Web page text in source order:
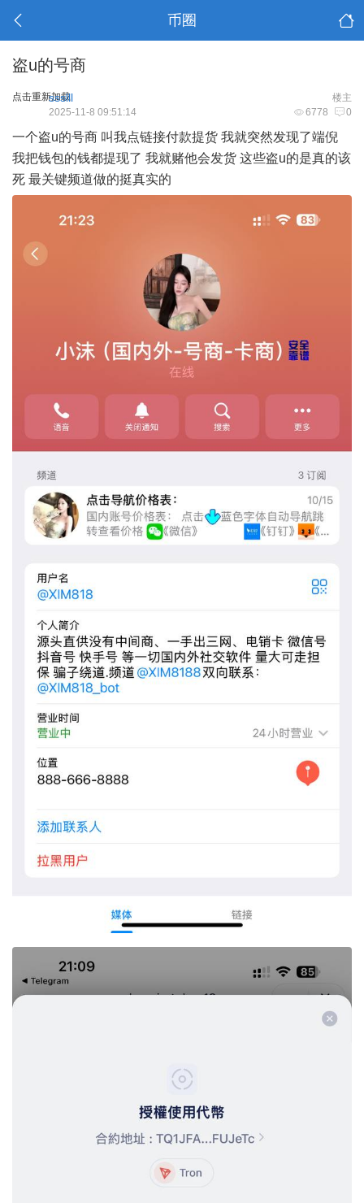
币圈
盗u的号商
点击重新加载 楼主
ssslll
6778 0
2025-11-8 09:51:14
一个盗u的号商 叫我点链接付款提货 我就突然发现了端倪
我把钱包的钱都提现了 我就赌他会发货 这些盗u的是真的该
死 最关键频道做的挺真实的